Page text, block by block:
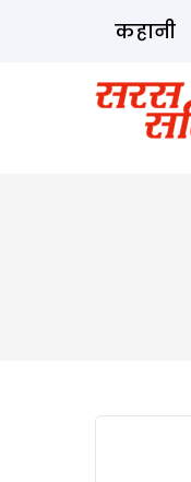
कहानी